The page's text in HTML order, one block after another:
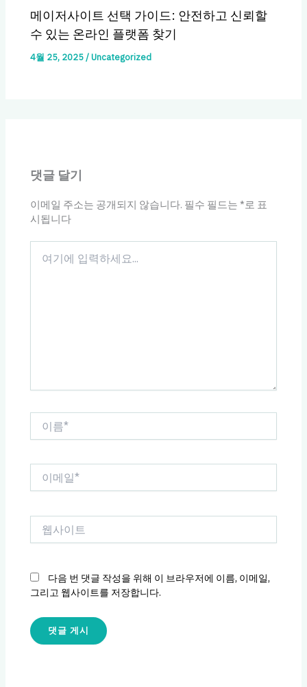
메이저사이트 선택 가이드: 안전하고 신뢰할
수 있는 온라인 플랫폼 찾기
4월 25, 2025/Uncategorized
댓글 달기
이메일 주소는 공개되지 않습니다. 필수 필드는*로 표
시됩니다
다음 번 댓글 작성을 위해 이 브라우저에 이름, 이메일,
그리고 웹사이트를 저장합니다.